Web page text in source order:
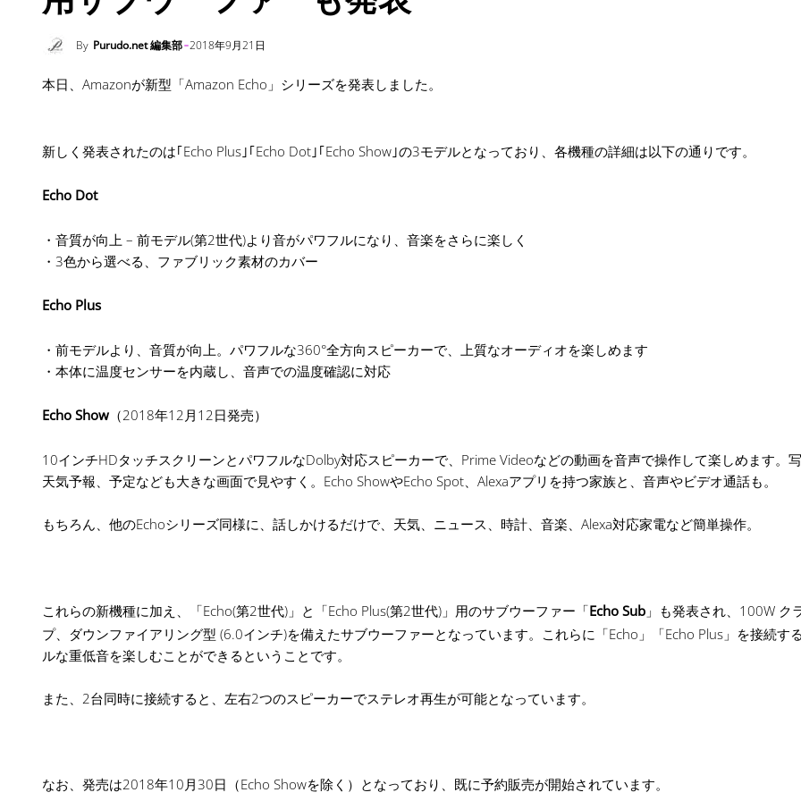
By Purudo.net 編集部 2018年9月21日
本日、Amazonが新型「Amazon Echo」シリーズを発表しました。
新しく発表されたのは｢Echo Plus｣｢Echo Dot｣｢Echo Show｣の3モデルとなっており、各機種の詳細は以下の通りです。
Echo Dot
・音質が向上 – 前モデル(第2世代)より音がパワフルになり、音楽をさらに楽しく
・3色から選べる、ファブリック素材のカバー
Echo Plus
・前モデルより、音質が向上。パワフルな360°全方向スピーカーで、上質なオーディオを楽しめます
・本体に温度センサーを内蔵し、音声での温度確認に対応
Echo Show （2018年12月12日発売）
10インチHDタッチスクリーンとパワフルなDolby対応スピーカーで、Prime Videoなどの動画を音声で操作して楽しめます。写
天気予報、予定なども大きな画面で見やすく。Echo ShowやEcho Spot、Alexaアプリを持つ家族と、音声やビデオ通話も。
もちろん、他のEchoシリーズ同様に、話しかけるだけで、天気、ニュース、時計、音楽、Alexa対応家電など簡単操作。
これらの新機種に加え、「Echo(第2世代)」と「Echo Plus(第2世代)」用のサブウーファー「Echo Sub 」も発表され、100W ク
プ、ダウンファイアリング型 (6.0インチ)を備えたサブウーファーとなっています。これらに「Echo」「Echo Plus」を接続す
ルな重低音を楽しむことができるということです。
また、2台同時に接続すると、左右2つのスピーカーでステレオ再生が可能となっています。
なお、発売は2018年10月30日（Echo Showを除く）となっており、既に予約販売が開始されています。